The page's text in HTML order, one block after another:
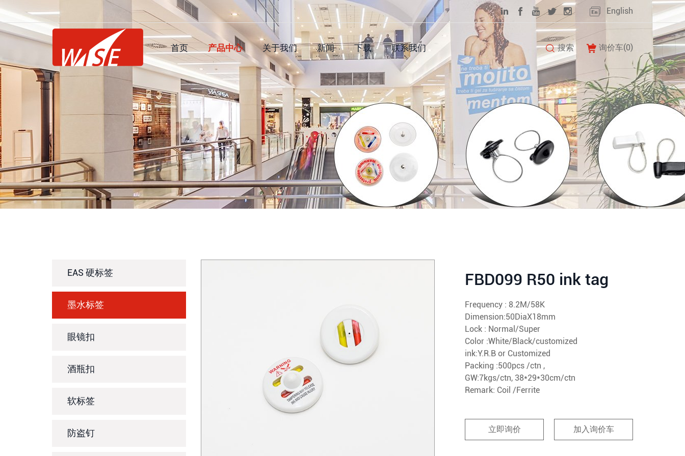
English
首页 产品中心 关于我们 新闻 下载 联系我们 搜索 询价车(0)
EAS 硬标签
墨水标签
眼镜扣
酒瓶扣
软标签
防盗钉
FBD099 R50 ink tag
Frequency : 8.2M/58K
Dimension:50DiaX18mm
Lock : Normal/Super
Color :White/Black/customized
ink:Y.R.B or Customized
Packing :500pcs /ctn ,
GW:7kgs/ctn, 38*29*30cm/ctn
Remark: Coil /Ferrite
立即询价 加入询价车